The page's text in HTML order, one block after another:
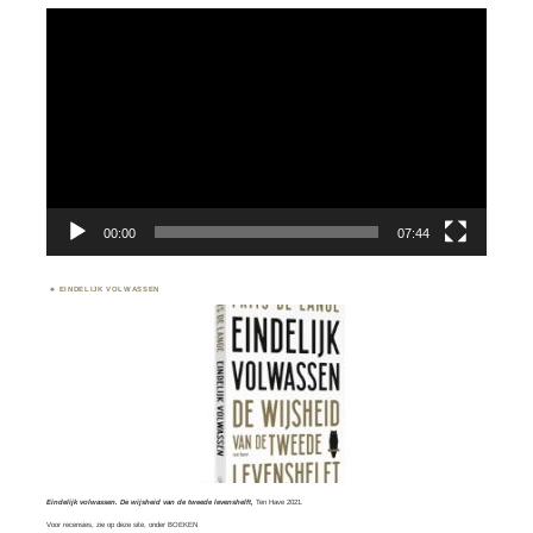
00:00 07:44
EINDELIJK VOLWASSEN
Eindelijk volwassen. De wijsheid van de tweede levenshelft, Ten Have 2021.
Voor recensies, zie op deze site, onderBOEKEN